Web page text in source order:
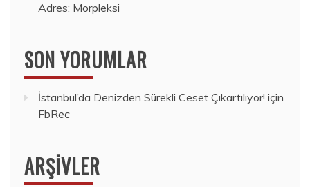
Adres: Morpleksi
SON YORUMLAR
İstanbul’da Denizden Sürekli Ceset Çıkartılıyor! için
FbRec
ARŞIVLER